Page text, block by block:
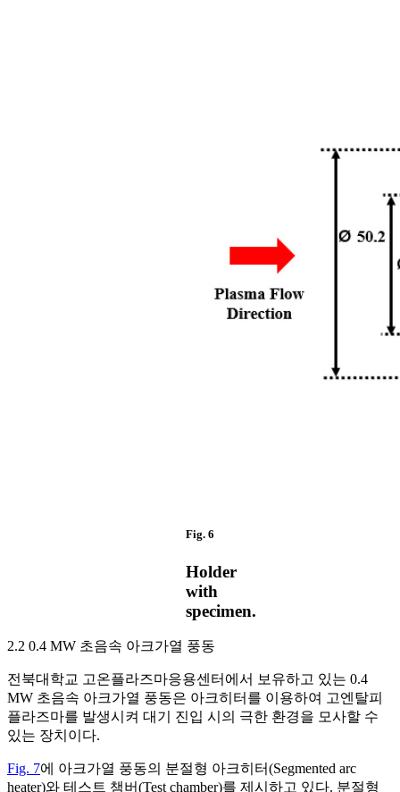
Fig. 6
Holder
with
specimen.
2.2 0.4 MW 초음속 아크가열 풍동
전북대학교 고온플라즈마응용센터에서 보유하고 있는 0.4
MW 초음속 아크가열 풍동은 아크히터를 이용하여 고엔탈피
플라즈마를 발생시켜 대기 진입 시의 극한 환경을 모사할 수
있는 장치이다.
Fig. 7에 아크가열 풍동의 분절형 아크히터(Segmented arc
heater)와 테스트 챔버(Test chamber)를 제시하고 있다. 분절형